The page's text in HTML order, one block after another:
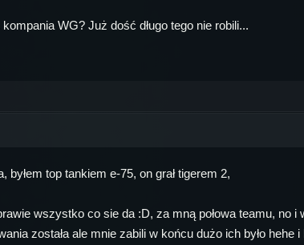
WG? Już dość długo tego nie robili...
top tankiem e-75, on grał tigerem 2,
wszystko co sie da :D, za mną połowa teamu, no
została ale mnie zabili w końcu dużo ich było hehe